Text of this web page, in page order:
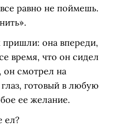
равно не поймешь.
пришли: она впереди,
время, что он сидел
он смотрел на
готовый в любую
ее желание.
ел?